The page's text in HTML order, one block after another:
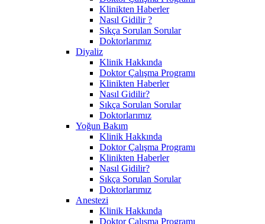
Klinikten Haberler
Nasıl Gidilir ?
Sıkça Sorulan Sorular
Doktorlarımız
Diyaliz
Klinik Hakkında
Doktor Çalışma Programı
Klinikten Haberler
Nasıl Gidilir?
Sıkça Sorulan Sorular
Doktorlarımız
Yoğun Bakım
Klinik Hakkında
Doktor Çalışma Programı
Klinikten Haberler
Nasıl Gidilir?
Sıkça Sorulan Sorular
Doktorlarımız
Anestezi
Klinik Hakkında
Doktor Çalışma Programı